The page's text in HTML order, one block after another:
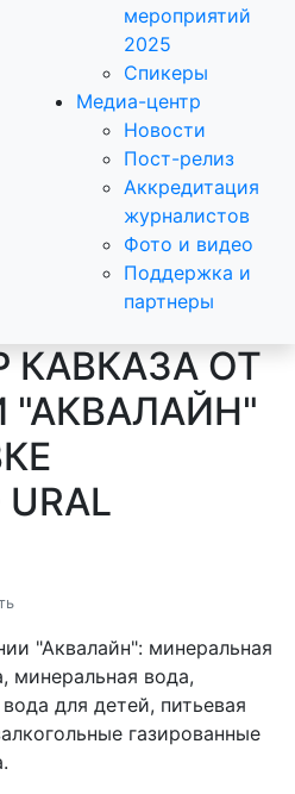
мероприятий
2025
Спикеры
Медиа-центр
Новости
Пост-релиз
Аккредитация
журналистов
Фото и видео
Поддержка и
партнеры
КАВКАЗА ОТ
URAL
"Аквалайн": минеральная
минеральная вода,
для детей, питьевая
газированные